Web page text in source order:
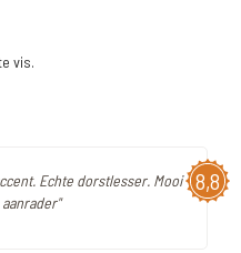
vis.
8,8
Echte dorstlesser. Mooi